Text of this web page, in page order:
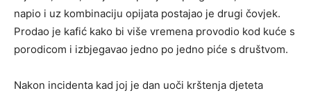
napio i uz kombinaciju opijata postajao je drugi čovjek.
Prodao je kafić kako bi više vremena provodio kod kuće s
porodicom i izbjegavao jedno po jedno piće s društvom.
Nakon incidenta kad joj je dan uoči krštenja djeteta